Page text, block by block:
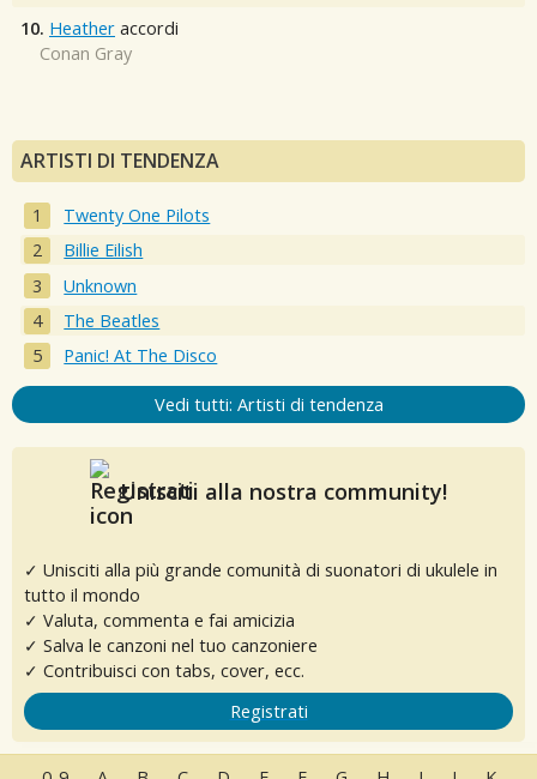
10. Heather accordi
Conan Gray
ARTISTI DI TENDENZA
Twenty One Pilots
Billie Eilish
Unknown
The Beatles
Panic! At The Disco
Vedi tutti: Artisti di tendenza
Unisciti alla nostra community!
✓ Unisciti alla più grande comunità di suonatori di ukulele in
tutto il mondo
✓ Valuta, commenta e fai amicizia
✓ Salva le canzoni nel tuo canzoniere
✓ Contribuisci con tabs, cover, ecc.
Registrati